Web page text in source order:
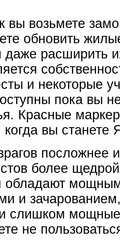
вы возьмете
обновить
расширить
и некоторые
пока вы
Красные
когда вы станете
посложнее
более
обладают
и
слишком
не